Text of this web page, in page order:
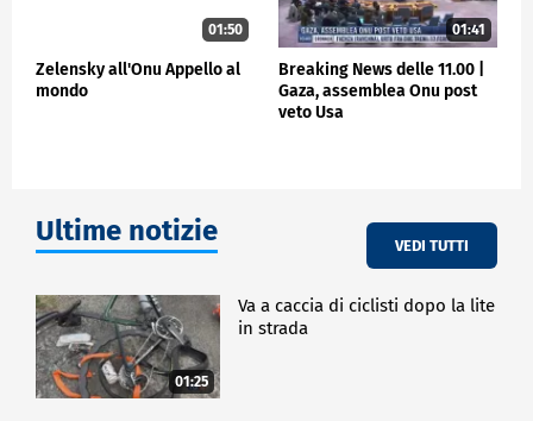
01:50
Zelensky all'Onu Appello al
mondo
01:41
Breaking News delle 11.00 |
Gaza, assemblea Onu post
veto Usa
Ultime notizie VEDI TUTTI
01:25
Va a caccia di ciclisti dopo la lite
in strada